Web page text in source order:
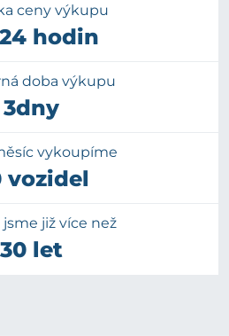
ceny výkupu
hodin
doba výkupu
3dny
vykoupíme
vozidel
již více než
30 let